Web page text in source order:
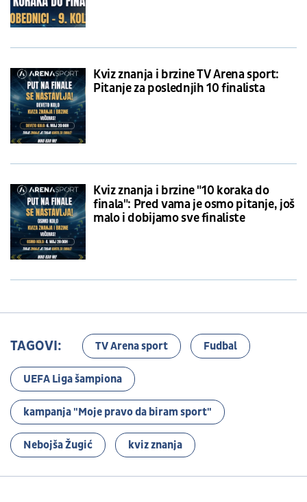
Kviz znanja i brzine TV Arena sport:
Pitanje za poslednjih 10 finalista
Kviz znanja i brzine "10 koraka do
finala": Pred vama je osmo pitanje, još
malo i dobijamo sve finaliste
TAGOVI: TV Arena sport Fudbal
UEFA Liga šampiona
kampanja "Moje pravo da biram sport"
Nebojša Žugić kviz znanja